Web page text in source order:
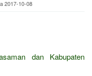
2017-10-08
dan Kabupaten